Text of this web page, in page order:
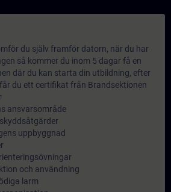
du själv framför datorn, när du har
så kommer du inom 5 dagar få en
där du kan starta din utbildning, efter
du ett certifikat från Brandsektionen
ansvarsområde
uppbyggnad
och användning
larm